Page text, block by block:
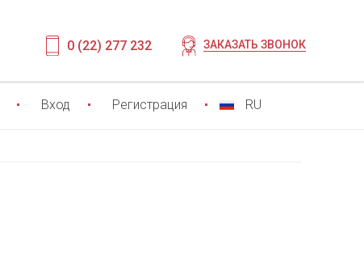
0 (22) 277 232 ЗАКАЗАТЬ ЗВОНОК
Вход Регистрация RU